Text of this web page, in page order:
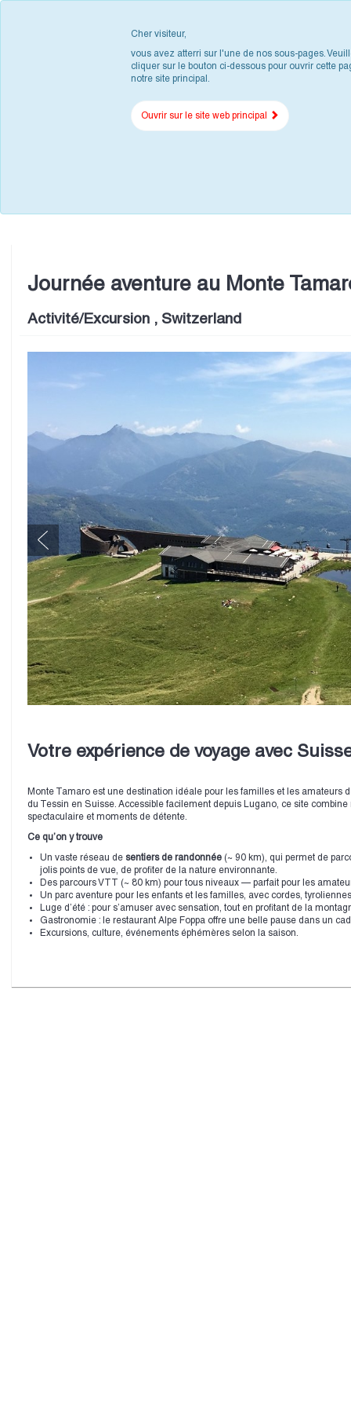
Cher visiteur,
vous avez atterri sur l'une de nos sous-pages.
cliquer sur le bouton ci-dessous pour ouvrir cette
notre site principal.
Ouvrir sur le site web principal
Journée aventure au Monte
Activité/Excursion , Switzerland
Votre expérience de voyage avec
Monte Tamaro est une destination idéale pour les familles et les amateurs
du Tessin en Suisse. Accessible facilement depuis Lugano, ce site combine
spectaculaire et moments de détente.
Ce qu’on y trouve
Un vaste réseau de sentiers de randonnée (~ 90 km), qui permet de
jolis points de vue, de profiter de la nature environnante.
Des parcours VTT (~ 80 km) pour tous niveaux — parfait pour les
Un parc aventure pour les enfants et les familles, avec cordes,
Luge d’été : pour s’amuser avec sensation, tout en profitant de la
Gastronomie : le restaurant Alpe Foppa offre une belle pause dans un
Excursions, culture, événements éphémères selon la saison.